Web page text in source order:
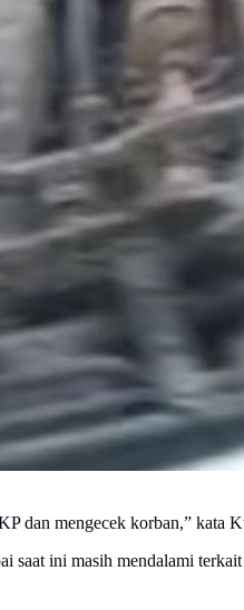
dan mengecek korban,” kata
saat ini masih mendalami